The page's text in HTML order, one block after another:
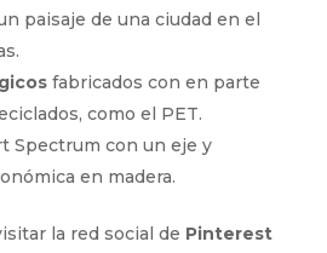
paisaje de una ciudad en el
fabricados con en parte
como el PET.
Spectrum con un eje y
en madera.
la red social de Pinterest